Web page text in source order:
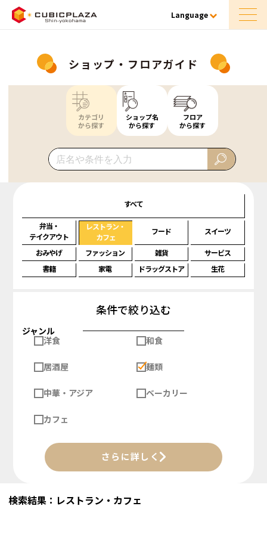
Language
ショップ・フロアガイド
カテゴリ
から探す
ショップ名
から探す
フロア
から探す
すべて
弁当・
テイクアウト
レストラン・
カフェ
フード スイーツ
おみやげ ファッション 雑貨
サービス
書籍
家電 ドラッグストア 生花
条件で絞り込む
ジャンル
洋食
和食
居酒屋 麺類
中華・アジア ベーカリー
カフェ
さらに詳しく
検索結果：レストラン・カフェ